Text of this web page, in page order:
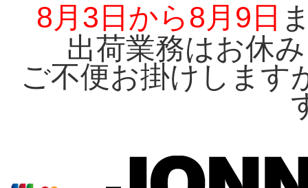
8月3日から8月9日
出荷業務はお休
ご不便お掛けします